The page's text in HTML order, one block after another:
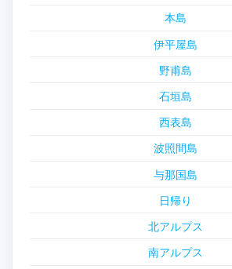
本島
伊平屋島
野甫島
石垣島
西表島
波照間島
与那国島
日帰り
北アルプス
南アルプス